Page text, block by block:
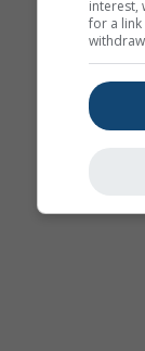
interest,
for a